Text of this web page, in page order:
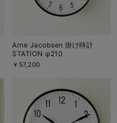
Arne Jacobsen 掛け時計
STATION φ210
￥57,200